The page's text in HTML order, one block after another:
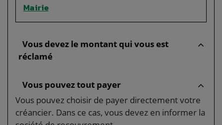
Mairie
Vous devez le montant qui vous est
réclamé
Vous pouvez tout payer
Vous pouvez choisir de payer directement votre
créancier. Dans ce cas, vous devez en informer la